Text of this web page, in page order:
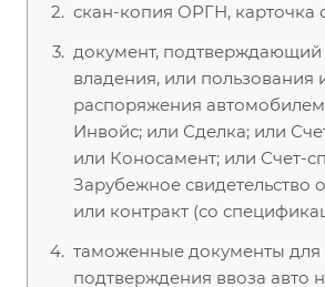
скан-копия ОРГН, карточка
документ, подтверждающий
владения, или пользования
распоряжения
Инвойс; или Сделка; или
или Коносамент; или Счет-
Зарубежное свидетельство
или контракт (со
таможенные документы для
подтверждения ввоза авто